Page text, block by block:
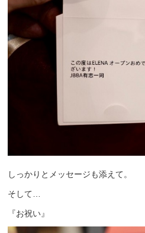
しっかりとメッセージも添えて。
そして…
『お祝い』